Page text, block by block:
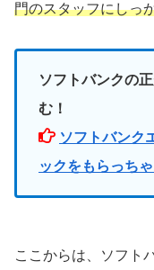
門のスタッフにしっ
ソフトバンクの
む！
ソフトバンク
ックをもらっちゃ
ここからは、ソフト